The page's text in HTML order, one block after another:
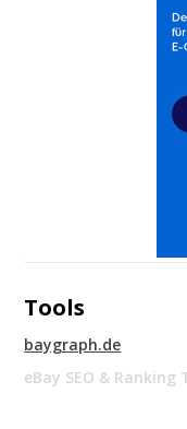
Tools
baygraph.de
eBay SEO & Ranking